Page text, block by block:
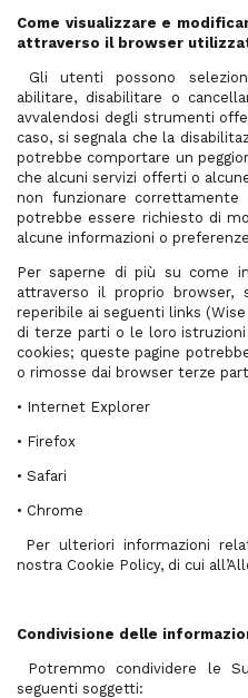
Come visualizzare e
attraverso il browser
Gli utenti possono
abilitare, disabilitare o
avvalendosi degli strumenti
caso, si segnala che la
potrebbe comportare un
che alcuni servizi offerti o
non funzionare
potrebbe essere richiesto di
alcune informazioni o
Per saperne di più su come
attraverso il proprio browser,
reperibile ai seguenti links
di terze parti o le loro
cookies; queste pagine
o rimosse dai browser terze
• Internet Explorer
• Firefox
• Safari
• Chrome
Per ulteriori informazioni
nostra Cookie Policy, di cui
Condivisione delle
Potremmo condividere le
seguenti soggetti: